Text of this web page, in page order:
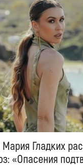
Мария Гладких
«Опасения